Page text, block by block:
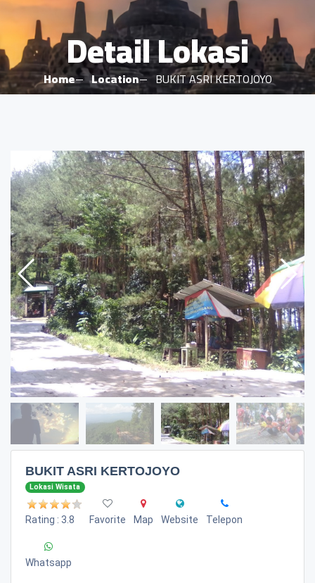
Detail Lokasi
Home Location BUKIT ASRI KERTOJOYO
BUKIT ASRI KERTOJOYO
Lokasi Wisata
Rating : 3.8 Favorite Map Website Telepon
Whatsapp